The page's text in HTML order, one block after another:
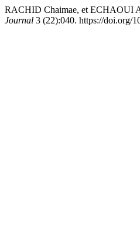
RACHID Chaimae, et ECHAOUI
Journal 3 (22):040. https://doi.org/